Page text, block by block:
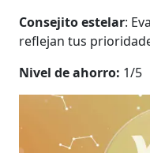
Consejito estelar:
reflejan tus
Nivel de ahorro: 1/5